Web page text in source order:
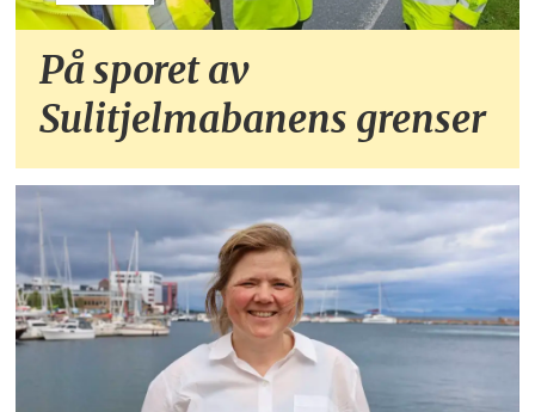
På sporet av
Sulitjelmabanens grenser